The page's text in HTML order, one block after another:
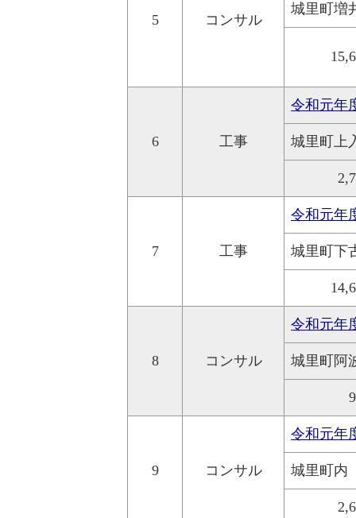
5 コンサル
城里町増
6 工事
令和元年
城里町上
7 工事
令和元年
城里町下
8 コンサル
令和元年
城里町阿
9 コンサル
令和元年
城里町内